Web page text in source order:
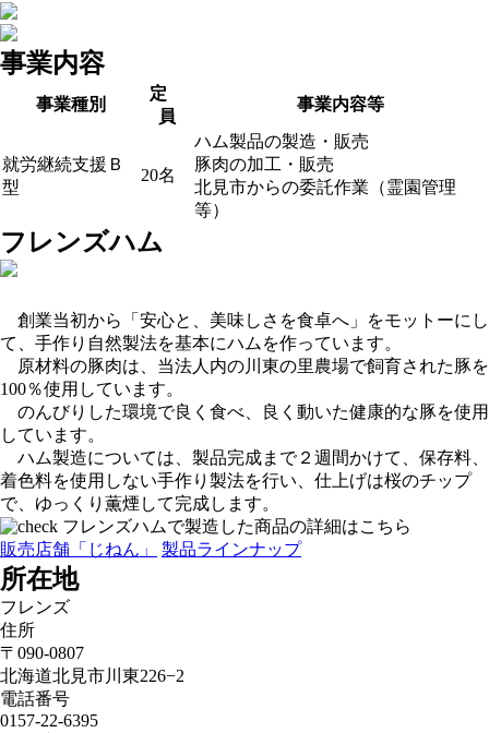
事業内容
事業種別
定
員
事業内容等
就労継続支援Ｂ
型
20名
ハム製品の製造・販売
豚肉の加工・販売
北見市からの委託作業（霊園管理
等）
フレンズハム
創業当初から「安心と、美味しさを食卓へ」をモットーにし
て、手作り自然製法を基本にハムを作っています。
原材料の豚肉は、当法人内の川東の里農場で飼育された豚を
100％使用しています。
のんびりした環境で良く食べ、良く動いた健康的な豚を使用
しています。
ハム製造については、製品完成まで２週間かけて、保存料、
着色料を使用しない手作り製法を行い、仕上げは桜のチップ
で、ゆっくり薫煙して完成します。
フレンズハムで製造した商品の詳細はこちら
販売店舗「じねん」
製品ラインナップ
所在地
フレンズ
住所
〒090-0807
北海道北見市川東226−2
電話番号
0157-22-6395